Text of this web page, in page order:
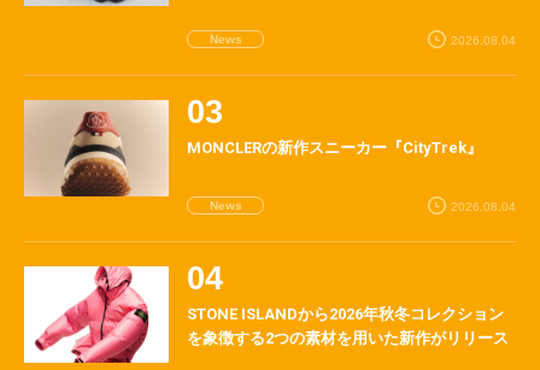
News 2026.08.04
MONCLERの新作スニーカー『CityTrek』
News 2026.08.04
STONE ISLANDから2026年秋冬コレクション
を象徴する2つの素材を用いた新作がリリース